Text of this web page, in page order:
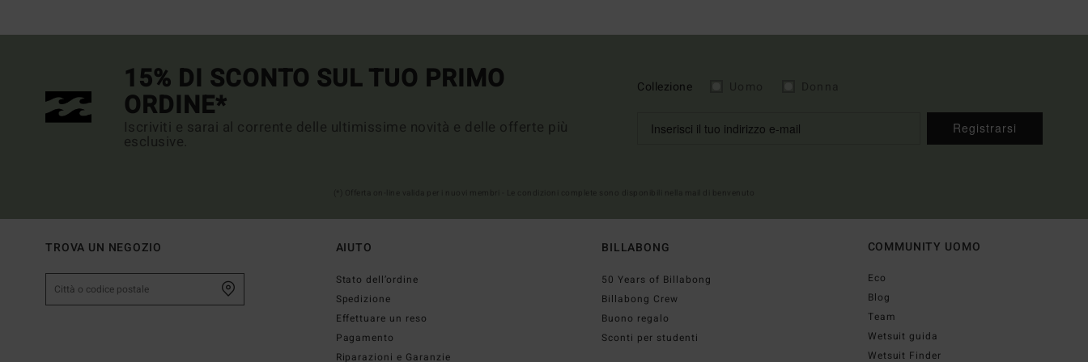
15% DI SCONTO SUL TUO PRIMO
ORDINE*
Iscriviti e sarai al corrente delle ultimissime novità e delle offerte più
esclusive.
Collezione
Registrarsi
TROVA UN NEGOZIO AIUTO
Stato dell’ordine
Spedizione
Effettuare un reso
Pagamento
Riparazioni e Garanzie
BILLABONG
50 Years of Billabong
Billabong Crew
Buono regalo
Sconti per studenti
COMMUNITY UOMO
Eco
Blog
Team
Wetsuit guida
Wetsuit Finder